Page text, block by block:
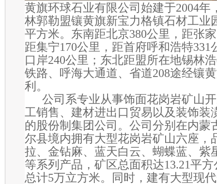
黄旗环球石业有限公司始建于2004年
林郭勒盟镶黄旗新宝力格镇石材工业
平方米。东南距北京380公里，距张
距集宁170公里，距首府呼和浩特331
口岸240公里；东北距盟所在地锡林
铁路、呼海大通道、省道208途经镶
利。
公司系专业从事饰面花岗岩矿山
工销售、建材进出口贸易以及装饰装
的股份制集团公司。公司分别在内蒙
尔县境内拥有大型花岗岩矿山六座，
拉、金钻麻、蓝天白云、蝴蝶蓝、紫
等系列产品，矿区总面积达13.21平方
总计5万立方米。同时，建有大型现